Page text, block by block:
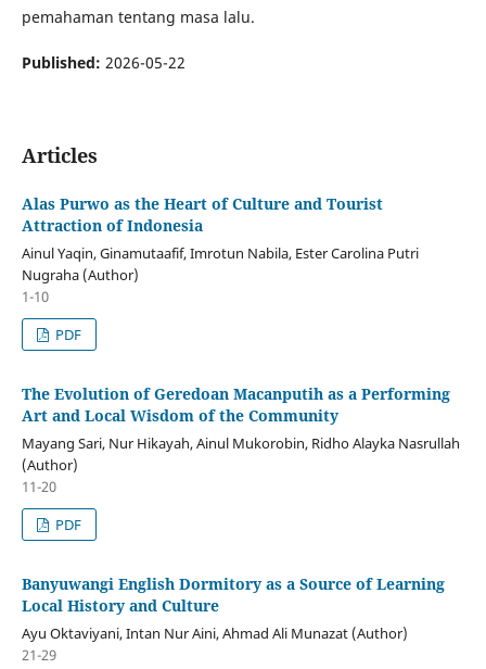
pemahaman tentang masa lalu.
Published: 2026-05-22
Articles
Alas Purwo as the Heart of Culture and Tourist
Attraction of Indonesia
Ainul Yaqin, Ginamutaafif, Imrotun Nabila, Ester Carolina Putri
Nugraha (Author)
1-10
PDF
The Evolution of Geredoan Macanputih as a Performing
Art and Local Wisdom of the Community
Mayang Sari, Nur Hikayah, Ainul Mukorobin, Ridho Alayka Nasrullah
(Author)
11-20
PDF
Banyuwangi English Dormitory as a Source of Learning
Local History and Culture
Ayu Oktaviyani, Intan Nur Aini, Ahmad Ali Munazat (Author)
21-29